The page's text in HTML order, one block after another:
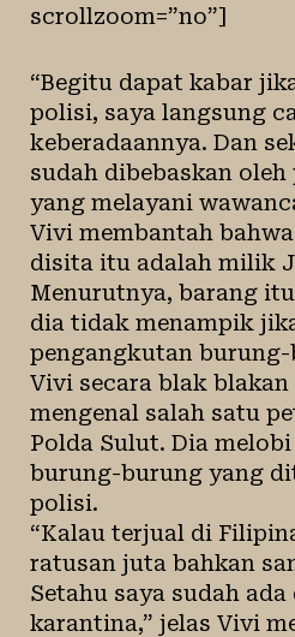
scrollzoom=”no”]
“Begitu dapat kabar
polisi, saya langsung
keberadaannya. Dan
sudah dibebaskan
yang melayani
Vivi membantah
disita itu adalah milik
Menurutnya, barang
dia tidak menampik
pengangkutan
Vivi secara blak
mengenal salah satu
Polda Sulut. Dia
burung-burung yang
polisi.
“Kalau terjual di
ratusan juta bahkan
Setahu saya sudah
karantina,” jelas Vivi